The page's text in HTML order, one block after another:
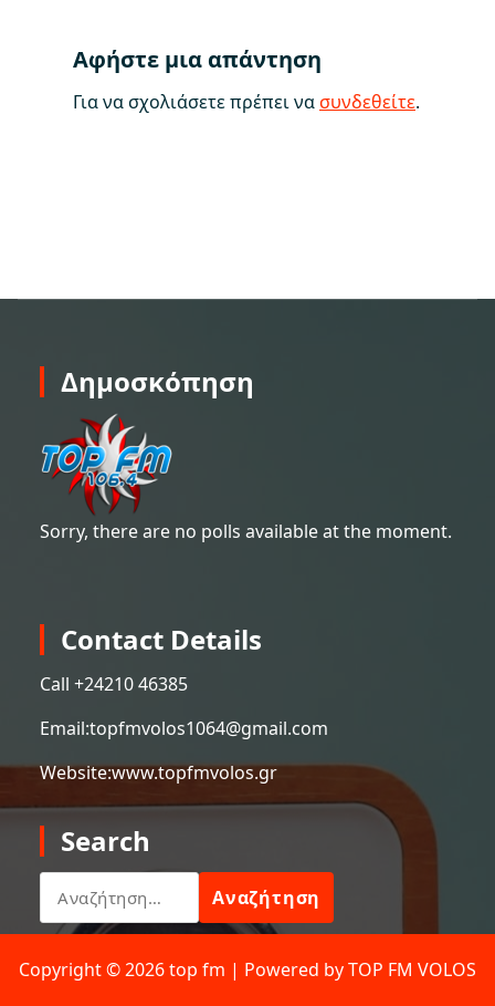
Αφήστε μια απάντηση
Για να σχολιάσετε πρέπει νασυνδεθείτε.
Δημοσκόπηση
Sorry, there are no polls available at the moment.
Contact Details
Call +24210 46385
Email:topfmvolos1064@gmail.com
Website:www.topfmvolos.gr
Search
για:
Copyright © 2026 top fm | Powered by TOP FM VOLOS